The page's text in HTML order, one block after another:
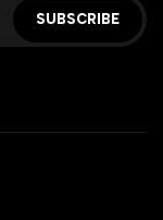
SUBSCRIBE